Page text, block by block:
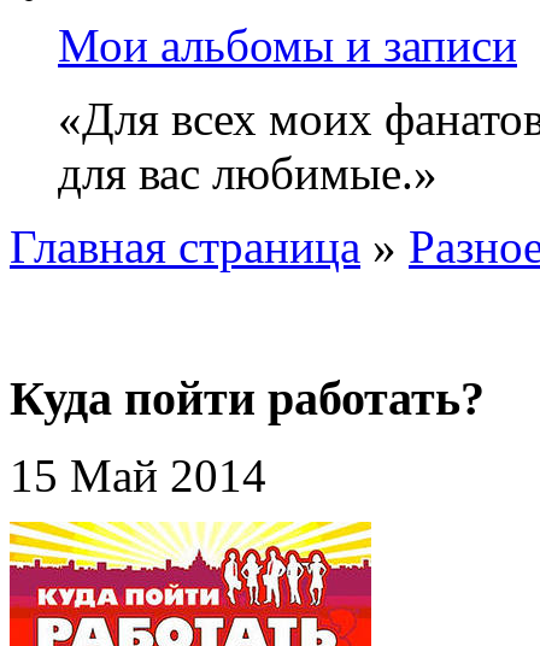
Мои альбомы и записи
«Для всех моих
для вас любимые.»
Главная страница »
Куда пойти работать?
15 Май 2014